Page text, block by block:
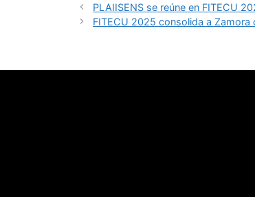
PLAIISENS se reúne en FITECU
FITECU 2025 consolida a